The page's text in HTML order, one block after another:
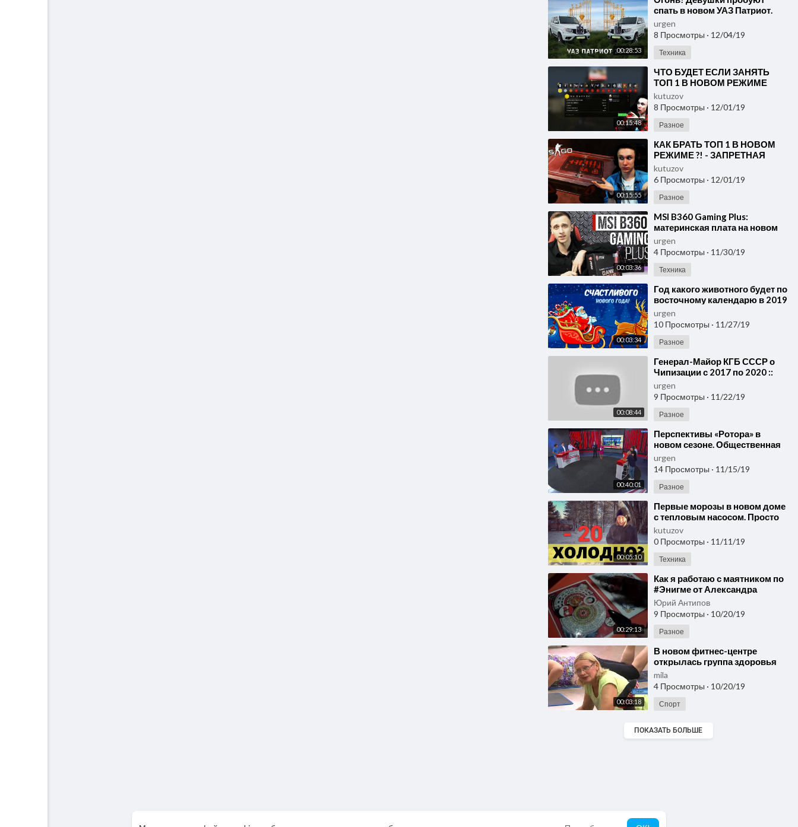
00:28:53
спать в новом УАЗ Патриот.
ОБЗОР УАЗ Патриот
urgen
8 Просмотры · 12/04/19
Техника
00:15:48
⁣ЧТО БУДЕТ ЕСЛИ ЗАНЯТЬ
ТОП 1 В НОВОМ РЕЖИМЕ
kutuzov
8 Просмотры · 12/01/19
Разное
00:15:55
⁣КАК БРАТЬ ТОП 1 В НОВОМ
РЕЖИМЕ ?! - ЗАПРЕТНАЯ
ЗОНА В CS:GO / КС:ГО
kutuzov
6 Просмотры · 12/01/19
Разное
00:03:36
⁣MSI B360 Gaming Plus:
материнская плата на новом
urgen
4 Просмотры · 11/30/19
Техника
00:03:34
⁣Год какого животного будет по
восточному календарю в 2019
новом году
urgen
10 Просмотры · 11/27/19
Разное
00:08:44
⁣Генерал-Майор КГБ СССР о
Чипизации с 2017 по 2020 ::
Новом Мировом Порядке ::
Бесы - Инопланетяне
urgen
9 Просмотры · 11/22/19
Разное
00:40:01
⁣Перспективы «Ротора» в
новом сезоне. Общественная
экспертиза. 17.07.19
urgen
14 Просмотры · 11/15/19
Разное
00:05:10
⁣Первые морозы в новом доме
с тепловым насосом. Просто
Константиновы
kutuzov
0 Просмотры · 11/11/19
Техника
00:29:13
⁣Как я работаю с маятником по
#Энигме от Александра
#Тюрина
Юрий Антипов
9 Просмотры · 10/20/19
Разное
00:03:18
⁣В новом фитнес-центре
открылась группа здоровья
для людей старшего возраста
mila
4 Просмотры · 10/20/19
Спорт
ПОКАЗАТЬ БОЛЬШЕ